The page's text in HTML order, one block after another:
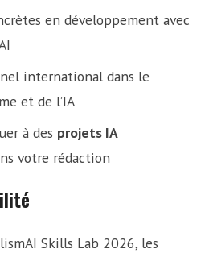
en développement avec
international dans le
et de l’IA
à des projets IA
votre rédaction
Skills Lab 2026, les